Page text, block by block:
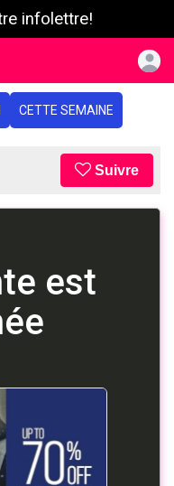
infolettre!
CETTE SEMAINE
Suivre
est